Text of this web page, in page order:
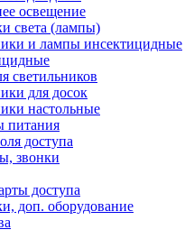
освещение
света (лампы)
и лампы инсектицидные
светильников
для досок
настольные
питания
доступа
звонки
доступа
доп. оборудование